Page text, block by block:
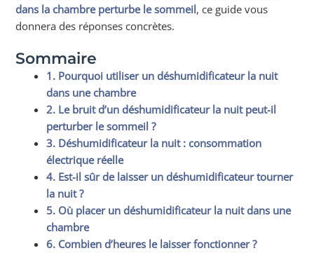
dans la chambre perturbe le sommeil, ce guide vous
donnera des réponses concrètes.
Sommaire
1. Pourquoi utiliser un déshumidificateur la nuit
dans une chambre
2. Le bruit d’un déshumidificateur la nuit peut-il
perturber le sommeil ?
3. Déshumidificateur la nuit : consommation
électrique réelle
4. Est-il sûr de laisser un déshumidificateur tourner
la nuit ?
5. Où placer un déshumidificateur la nuit dans une
chambre
6. Combien d’heures le laisser fonctionner ?